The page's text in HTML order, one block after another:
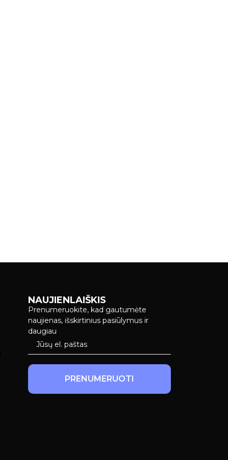
NAUJIENLAIŠKIS
Prenumeruokite, kad gautumėte
naujienas, išskirtinius pasiūlymus ir
daugiau
PRENUMERUOTI